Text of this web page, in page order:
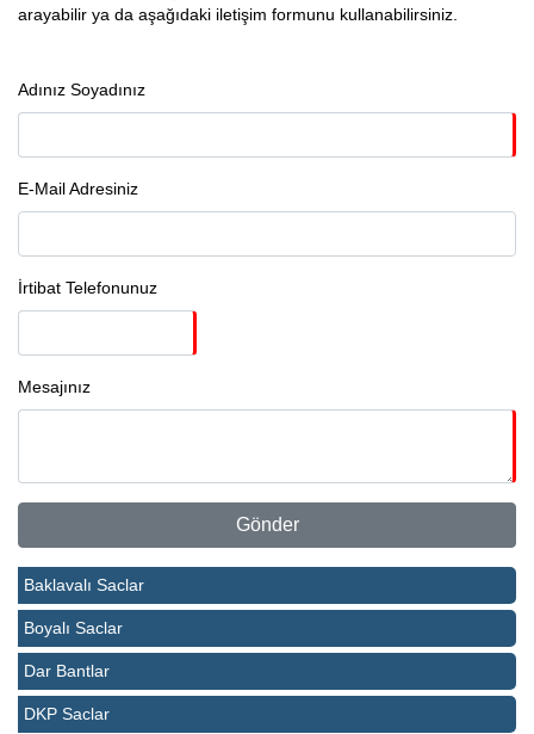
arayabilir ya da aşağıdaki iletişim formunu kullanabilirsiniz.
Adınız Soyadınız
E-Mail Adresiniz
İrtibat Telefonunuz
Mesajınız
Baklavalı Saclar
Boyalı Saclar
Dar Bantlar
DKP Saclar